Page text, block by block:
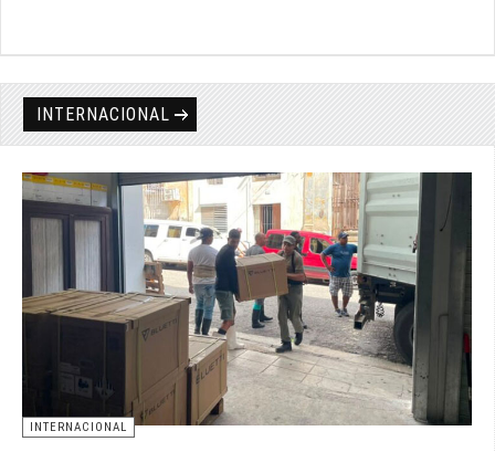
INTERNACIONAL
INTERNACIONAL